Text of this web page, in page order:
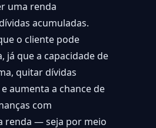
uma renda
acumuladas.
o cliente pode
que a capacidade de
quitar dívidas
aumenta a chance de
com
renda — seja por meio